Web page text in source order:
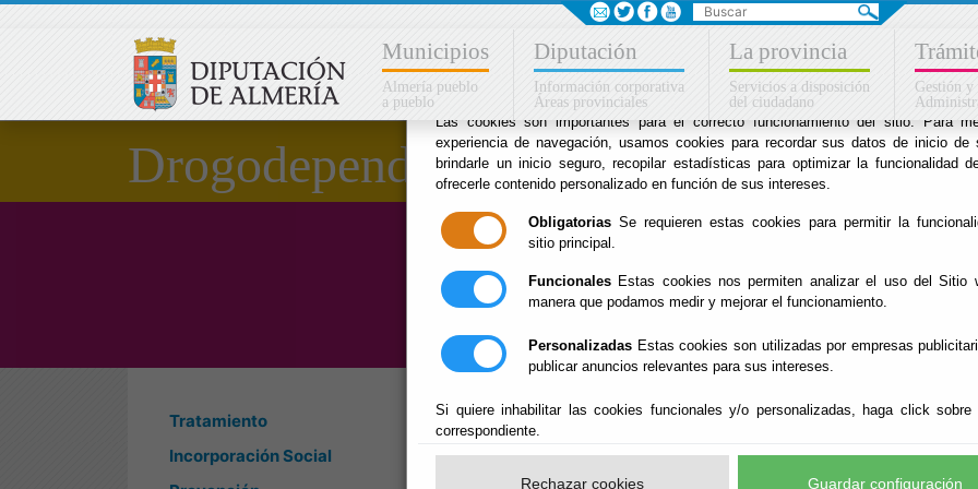
Sus opciones en
uso de cookies en este sitio
Las cookies son importantes para el correcto funcionamiento del sitio. Para
experiencia de navegación, usamos cookies para recordar sus datos de inicio de
brindarle un inicio seguro, recopilar estadísticas para optimizar la funcionalidad
ofrecerle contenido personalizado en función de sus intereses.
Obligatorias Se requieren estas cookies para permitir la
sitio principal.
Funcionales Estas cookies nos permiten analizar el uso del Sitio
manera que podamos medir y mejorar el funcionamiento.
Personalizadas Estas cookies son utilizadas por empresas
publicar anuncios relevantes para sus intereses.
Si quiere inhabilitar las cookies funcionales y/o personalizadas, haga click sobre
correspondiente.
Rechazar cookies Guardar configuración
Drogodependencias
Tratamiento
Incorporación Social
Municipios
Almería pueblo
a pueblo
Diputación
Información corporativa
Áreas provinciales
La provincia
Servicios a disposición
del ciudadano
Gestión y